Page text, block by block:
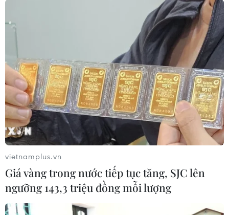
vietnamplus.vn
Giá vàng trong nước tiếp tục tăng, SJC lên
ngưỡng 143,3 triệu đồng mỗi lượng